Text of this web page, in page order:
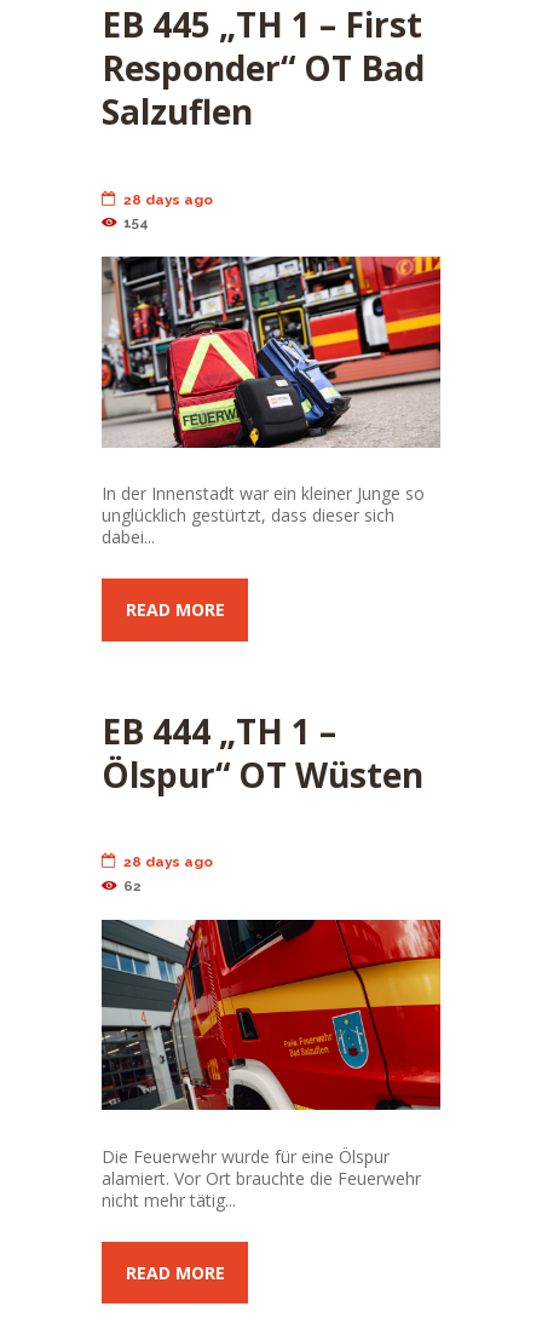
EB 445 „TH 1 – First
Responder“ OT Bad
Salzuflen
28 days ago
154
In der Innenstadt war ein kleiner Junge so
unglücklich gestürtzt, dass dieser sich
dabei...
READ MORE
EB 444 „TH 1 –
Ölspur“ OT Wüsten
28 days ago
62
Die Feuerwehr wurde für eine Ölspur
alamiert. Vor Ort brauchte die Feuerwehr
nicht mehr tätig...
READ MORE